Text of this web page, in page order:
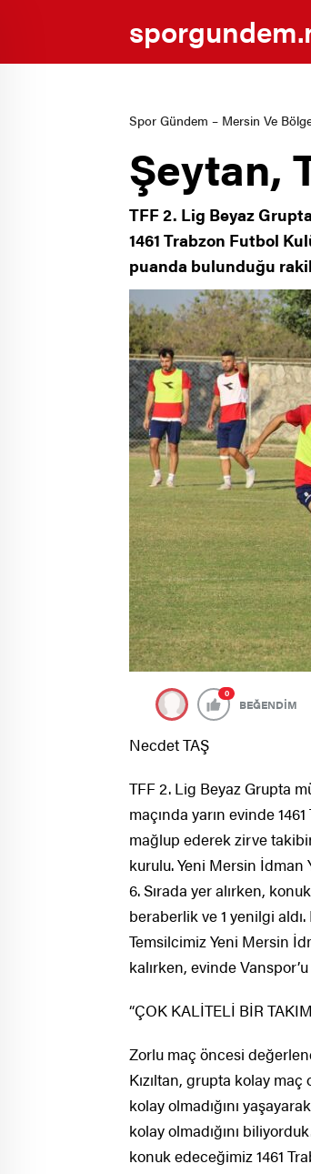
Spor Gündem – Mersin Ve
Şeytan,
TFF 2. Lig Beyaz
1461 Trabzon Futbol
puanda bulunduğu
0
BEĞENDİM
Necdet TAŞ
TFF 2. Lig Beyaz Grupta
maçında yarın evinde
mağlup ederek zirve
kurulu. Yeni Mersin İdman
6. Sırada yer alırken,
beraberlik ve 1 yenilgi
Temsilcimiz Yeni Mersin
kalırken, evinde
“ÇOK KALİTELİ BİR
Zorlu maç öncesi
Kızıltan, grupta kolay
kolay olmadığını
kolay olmadığını
konuk edeceğimiz 1461